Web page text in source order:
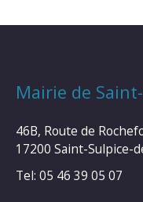
Mairie de
46B, Route de
17200 Saint-Sulpice-
Tel: 05 46 39 05 07